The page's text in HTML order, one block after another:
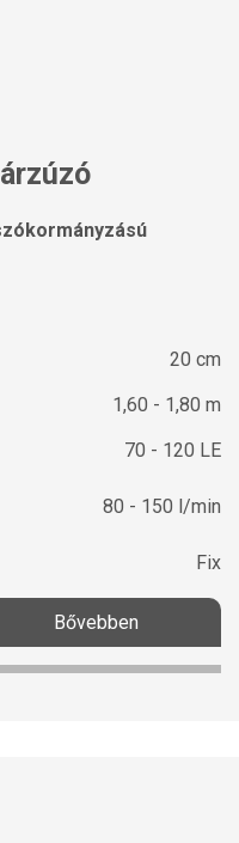
20 cm
1,60 - 1,80 m
70 - 120 LE
80 - 150 l/min
Fix
Bővebben